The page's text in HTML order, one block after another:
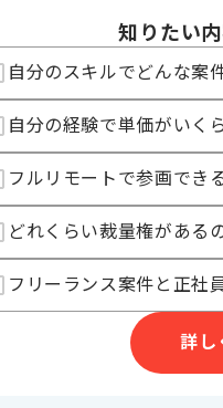
AWS
ル
Docker , Git
参画実績あり , 20
ビスあり
有
時間
140時間〜180時間
イト
知りたい
自分のスキルでどんな案
自分の経験で単価がいく
フルリモートで参画でき
どれくらい裁量権がある
フリーランス案件と正社
詳し